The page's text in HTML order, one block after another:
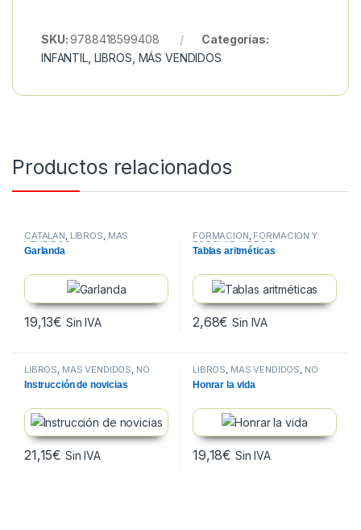
SKU:9788418599408
Categorías:
INFANTIL, LIBROS, MÁS VENDIDOS
Productos relacionados
CATALAN, LIBROS, MÁS
VENDIDOS
Garlanda
19,13€ Sin IVA
FORMACION, FORMACIÓN Y
ESCOLAR LIBROS
Tablas aritméticas
2,68€ Sin IVA
LIBROS MÁS VENDIDOS NO
FICCION
Instrucción de novicias
21,15€ Sin IVA
LIBROS MÁS VENDIDOS NO
FICCION
Honrar la vida
19,18€ Sin IVA